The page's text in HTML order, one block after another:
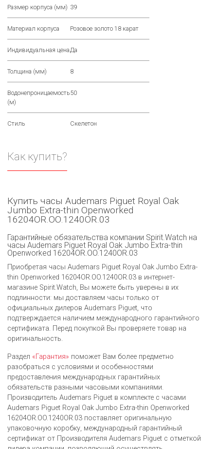
Размер корпуса (мм) 39
Материал корпуса Розовое золото 18 карат
Индивидуальная ценаДа
Толщина (мм) 8
Водонепроницаемость
(м)
50
Стиль Скелетон
Как купить?
Купить часы Audemars Piguet Royal Oak
Jumbo Extra-thin Openworked
16204OR.OO.1240OR.03
Гарантийные обязательства компании Spirit.Watch на
часы Audemars Piguet Royal Oak Jumbo Extra-thin
Openworked 16204OR.OO.1240OR.03
Приобретая часы Audemars Piguet Royal Oak Jumbo Extra-
thin Openworked 16204OR.OO.1240OR.03 в интернет-
магазине Spirit.Watch, Вы можете быть уверены в их
подлинности: мы доставляем часы только от
официальных дилеров Audemars Piguet, что
подтверждается наличием международного гарантийного
сертификата. Перед покупкой Вы проверяете товар на
оригинальность.
Раздел «Гарантия» поможет Вам более предметно
разобраться с условиями и особенностями
предоставления международных гарантийных
обязательств разными часовыми компаниями.
Производитель Audemars Piguet в комплекте с часами
Audemars Piguet Royal Oak Jumbo Extra-thin Openworked
16204OR.OO.1240OR.03 поставляет оригинальную
упаковочную коробку, международный гарантийный
сертификат от Производителя Audemars Piguet c отметкой